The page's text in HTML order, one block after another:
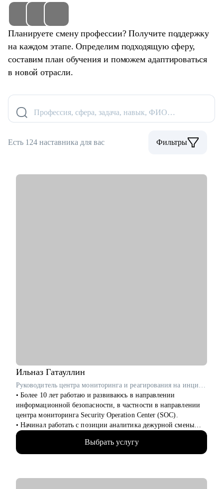
Планируете смену профессии? Получите поддержку
на каждом этапе. Определим подходящую сферу,
составим план обучения и поможем адаптироваться
в новой отрасли.
Профессия, сфера, задача, навык, ФИО…
Есть 124 наставника для вас Фильтры
Ильназ Гатауллин
Руководитель центра мониторинга и реагирования на инциденты информационной безопасности (SOC) в RedSecurity / ex-Информзащита
• Более 10 лет работаю и развиваюсь в направлении
информационной безопасности, в частности в направлении
центра мониторинга Security Operation Center (SOC).
• Начинал работать с позиции аналитика дежурной смены
SOC и прошел весь путь развития в SOC.
• За плечами богатый опыт наставничества аналитиков и
инженеров SOC.
Выбрать услугу